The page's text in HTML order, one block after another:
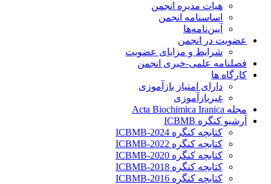
هیات مدیره انجمن
اساسنامه‌ انجمن
آیین‌نامه‌ها
عضویت در انجمن
شرایط و مزایای عضویت
فصلنامه علمی-خبری انجمن
کارگاه ها
دارای امتیاز بازآموزی
غیربازآموزی
مجله Acta Biochimica Iranica
آرشیو کنگره ICBMB
کتابچه کنگره ICBMB-2024
کتابچه کنگره ICBMB-2022
کتابچه کنگره ICBMB-2020
کتابچه کنگره ICBMB-2018
کتابچه کنگره ICBMB-2016